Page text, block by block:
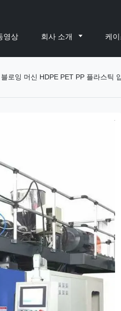
영상 회사 소개 케
로잉 머신 HDPE PET PP 플라스틱